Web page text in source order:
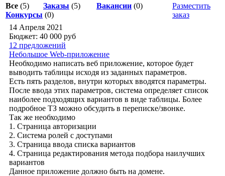
Все (5) Заказы (5) Вакансии (0)
Конкурсы (0)
Разместить
заказ
14 Апреля 2021
Бюджет: 40 000 руб
12 предложений
Небольшое Web-приложение
Необходимо написать веб приложение, которое будет
выводить таблицы исходя из заданных параметров.
Есть пять разделов, внутри которых вводятся параметры.
После ввода этих параметров, система определяет список
наиболее подходящих вариантов в виде таблицы. Более
подробное ТЗ можно обсудить в переписке/звонке.
Так же необходимо
1. Страница авторизации
2. Система ролей с доступами
3. Страница ввода списка вариантов
4. Страница редактирования метода подбора наилучших
вариантов
Данное приложение должно быть на домене.